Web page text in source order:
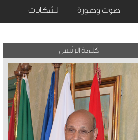
صوت وصورة الشكايات
كلمة الرئيس